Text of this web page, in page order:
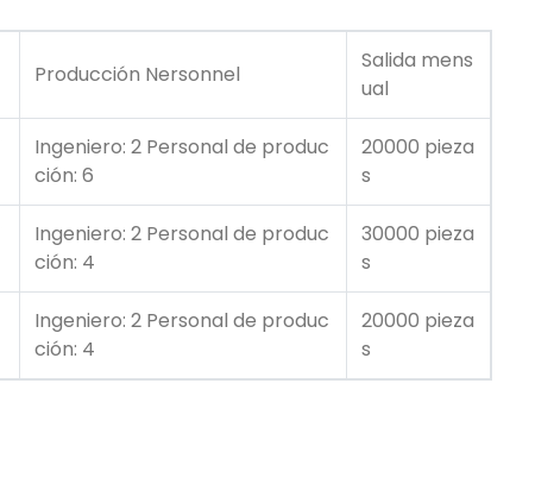
Producción Nersonnel
Salida mens
ual
Ingeniero: 2 Personal de produc
ción: 6
20000 pieza
s
Ingeniero: 2 Personal de produc
ción: 4
30000 pieza
s
Ingeniero: 2 Personal de produc
ción: 4
20000 pieza
s